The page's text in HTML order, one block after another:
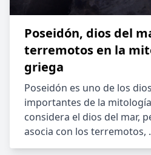
Poseidón, dios del
terremotos en la
griega
Poseidón es uno de los
importantes de la
considera el dios del mar,
asocia con los terremotos,